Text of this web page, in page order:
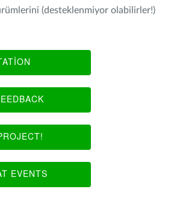
(desteklenmiyor olabilirler!)
EVENTS